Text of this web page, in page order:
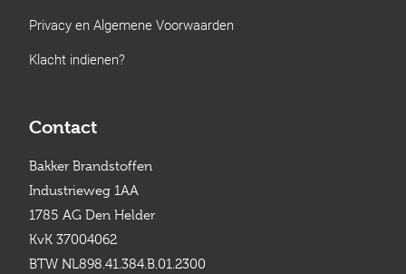
Privacy en Algemene Voorwaarden
Klacht indienen?
Contact
Bakker Brandstoffen
Industrieweg 1AA
1785 AG Den Helder
KvK 37004062
BTW NL898.41.384.B.01.2300